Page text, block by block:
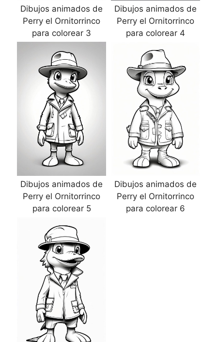
Dibujos animados de
Perry el Ornitorrinco
para colorear 3
Dibujos animados de
Perry el Ornitorrinco
para colorear 4
Dibujos animados de
Perry el Ornitorrinco
para colorear 5
Dibujos animados de
Perry el Ornitorrinco
para colorear 6